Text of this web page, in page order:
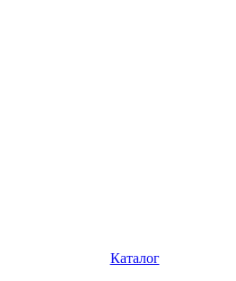
Каталог